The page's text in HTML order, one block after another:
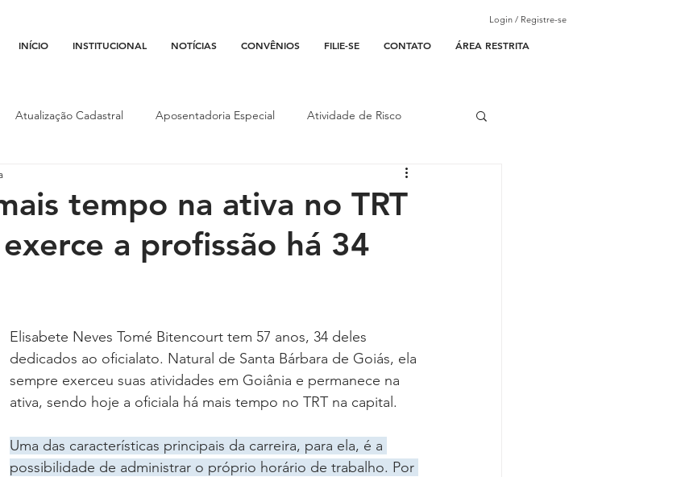
INÍCIO INSTITUCIONAL NOTÍCIAS CONVÊNIOS FILIE-SE CONTATO ÁREA RESTRITA
Login / Registre-se
Atualização Cadastral Aposentadoria Especial Atividade de Risco
Isenção Fiscal Justiça do Trabalho Justiça Federal
Opinião Reforma Administrativa
tempo na ativa no TRT
a profissão há 34
Elisabete Neves Tomé Bitencourt tem 57 anos, 34 deles
dedicados ao oficialato. Natural de Santa Bárbara de Goiás, ela
sempre exerceu suas atividades em Goiânia e permanece na
ativa, sendo hoje a oficiala há mais tempo no TRT na capital.
Uma das características principais da carreira, para ela, é a
possibilidade de administrar o próprio horário de trabalho. Por